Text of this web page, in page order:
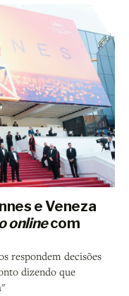
e Veneza
onlinecom
respondem decisões
dizendo que